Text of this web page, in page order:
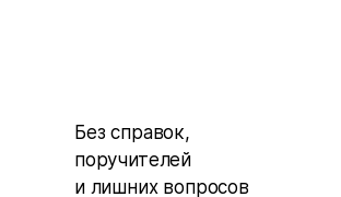
Без справок,
поручителей
и лишних вопросов